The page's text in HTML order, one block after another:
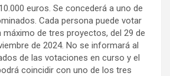
euros. Se concederá a uno de
Cada persona puede votar
máximo de tres proyectos, del 29 de
de 2024. No se informará al
de las votaciones en curso y el
coincidir con uno de los tres